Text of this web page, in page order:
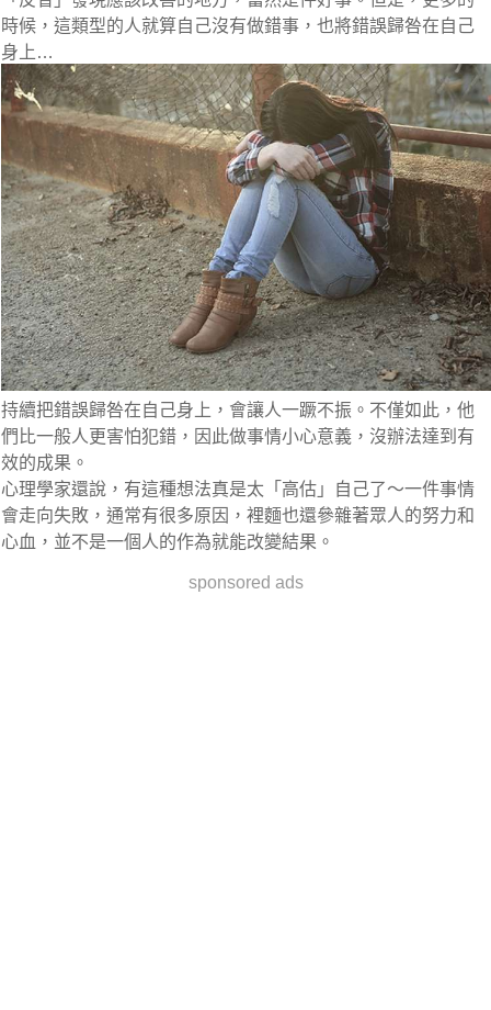
時候，這類型的人就算自己沒有做錯事，也將錯誤歸咎在自己
身上…
持續把錯誤歸咎在自己身上，會讓人一蹶不振。不僅如此，他
們比一般人更害怕犯錯，因此做事情小心意義，沒辦法達到有
效的成果。
心理學家還說，有這種想法真是太「高估」自己了～一件事情
會走向失敗，通常有很多原因，裡麵也還參雜著眾人的努力和
心血，並不是一個人的作為就能改變結果。
sponsored ads